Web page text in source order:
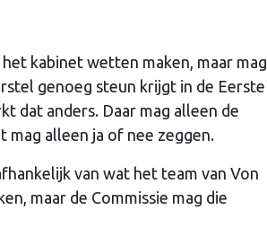
kabinet wetten maken, maar mag
genoeg steun krijgt in de Eerste
dat anders. Daar mag alleen de
alleen ja of nee zeggen.
van wat het team van Von
maar de Commissie mag die